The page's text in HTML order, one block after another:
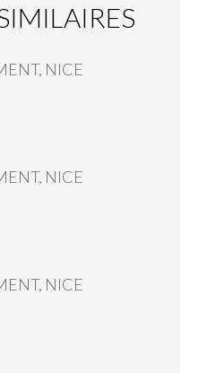
NICE
NICE
NICE